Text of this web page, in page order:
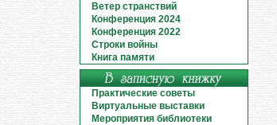
Ветер странствий
Конференция 2024
Конференция 2022
Строки войны
Книга памяти
Практические советы
Виртуальные выставки
Мероприятия библиотеки